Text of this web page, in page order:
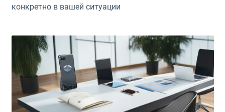
конкретно в вашей ситуации